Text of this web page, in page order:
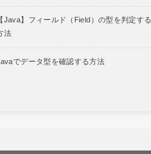
Java】フィールド（Field）の型を判定する
法
でデータ型を確認する方法